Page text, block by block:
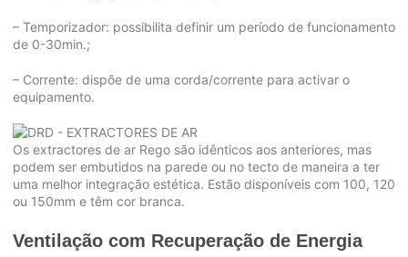
– Temporizador: possibilita definir um período de funcionamento
de 0-30min.;
– Corrente: dispõe de uma corda/corrente para activar o
equipamento.
Os extractores de ar Rego são idênticos aos anteriores, mas
podem ser embutidos na parede ou no tecto de maneira a ter
uma melhor integração estética. Estão disponíveis com 100, 120
ou 150mm e têm cor branca.
Ventilação com Recuperação de Energia